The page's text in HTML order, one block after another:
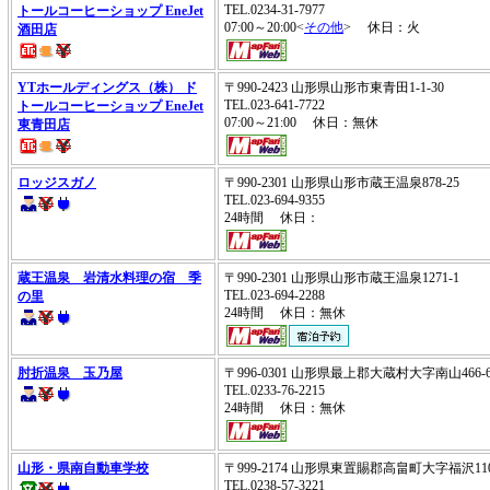
トールコーヒーショップ EneJet
酒田店
TEL.0234-31-7977
07:00～20:00<その他> 休日：火
YTホールディングス（株） ド
トールコーヒーショップ EneJet
東青田店
〒990-2423 山形県山形市東青田1-1-30
TEL.023-641-7722
07:00～21:00 休日：無休
ロッジスガノ
〒990-2301 山形県山形市蔵王温泉878-25
TEL.023-694-9355
24時間 休日：
蔵王温泉 岩清水料理の宿 季
の里
〒990-2301 山形県山形市蔵王温泉1271-1
TEL.023-694-2288
24時間 休日：無休
肘折温泉 玉乃屋
〒996-0301 山形県最上郡大蔵村大字南山466-
TEL.0233-76-2215
24時間 休日：無休
山形・県南自動車学校
〒999-2174 山形県東置賜郡高畠町大字福沢
TEL.0238-57-3221